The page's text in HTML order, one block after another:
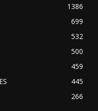
1386
699
532
500
459
445
266